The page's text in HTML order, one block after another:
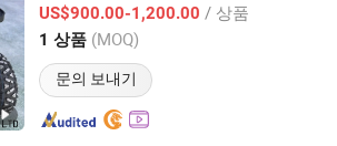
US$900.00-1,200.00 / 상품
1 상품 (MOQ)
문의 보내기
이후 2019